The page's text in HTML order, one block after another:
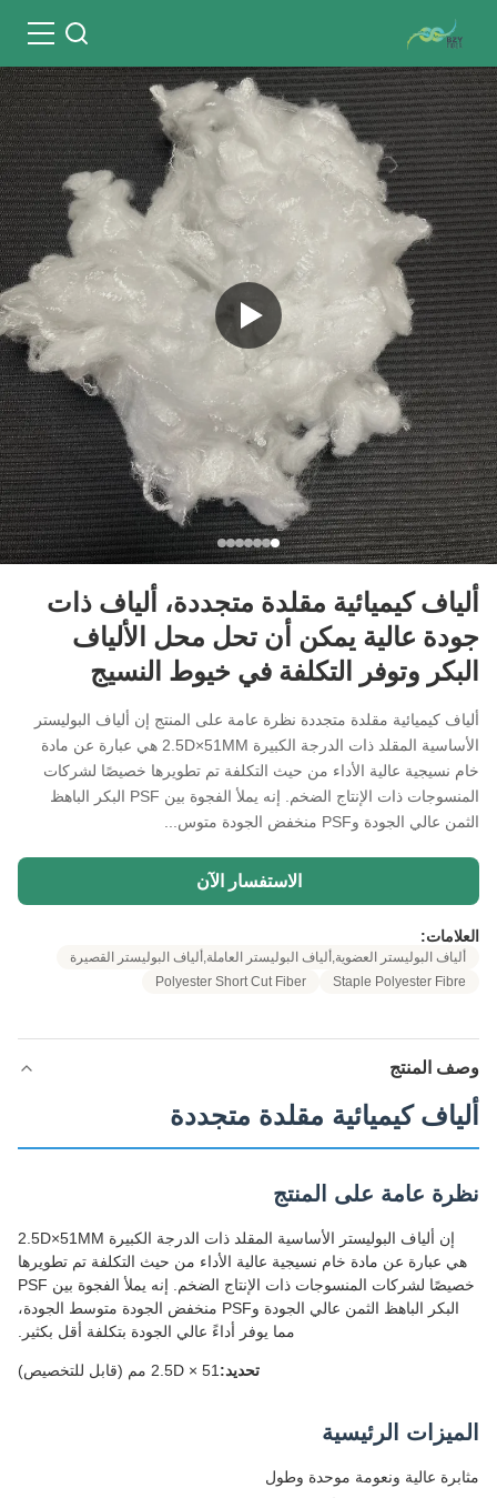
ألياف كيميائية مقلدة متجددة، ألياف ذات
جودة عالية يمكن أن تحل محل الألياف
البكر وتوفر التكلفة في خيوط النسيج
ألياف كيميائية مقلدة متجددة نظرة عامة على المنتج إن ألياف البوليستر
الأساسية المقلد ذات الدرجة الكبيرة 2.5D×51MM هي عبارة عن مادة
خام نسيجية عالية الأداء من حيث التكلفة تم تطويرها خصيصًا لشركات
المنسوجات ذات الإنتاج الضخم. إنه يملأ الفجوة بين PSF البكر الباهظ
الثمن عالي الجودة وPSF منخفض الجودة متوس...
الاستفسار الآن
العلامات:
ألياف البوليستر العضوية,ألياف البوليستر العاملة,ألياف البوليستر القصيرة
Staple Polyester Fibre
Polyester Short Cut Fiber
وصف المنتج
ألياف كيميائية مقلدة متجددة
نظرة عامة على المنتج
إن ألياف البوليستر الأساسية المقلد ذات الدرجة الكبيرة 2.5D×51MM
هي عبارة عن مادة خام نسيجية عالية الأداء من حيث التكلفة تم تطويرها
خصيصًا لشركات المنسوجات ذات الإنتاج الضخم. إنه يملأ الفجوة بين PSF
البكر الباهظ الثمن عالي الجودة وPSF منخفض الجودة متوسط ​​الجودة،
مما يوفر أداءً عالي الجودة بتكلفة أقل بكثير.
تحديد: 2.5D × 51 مم (قابل للتخصيص)
الميزات الرئيسية
مثابرة عالية ونعومة موحدة وطول